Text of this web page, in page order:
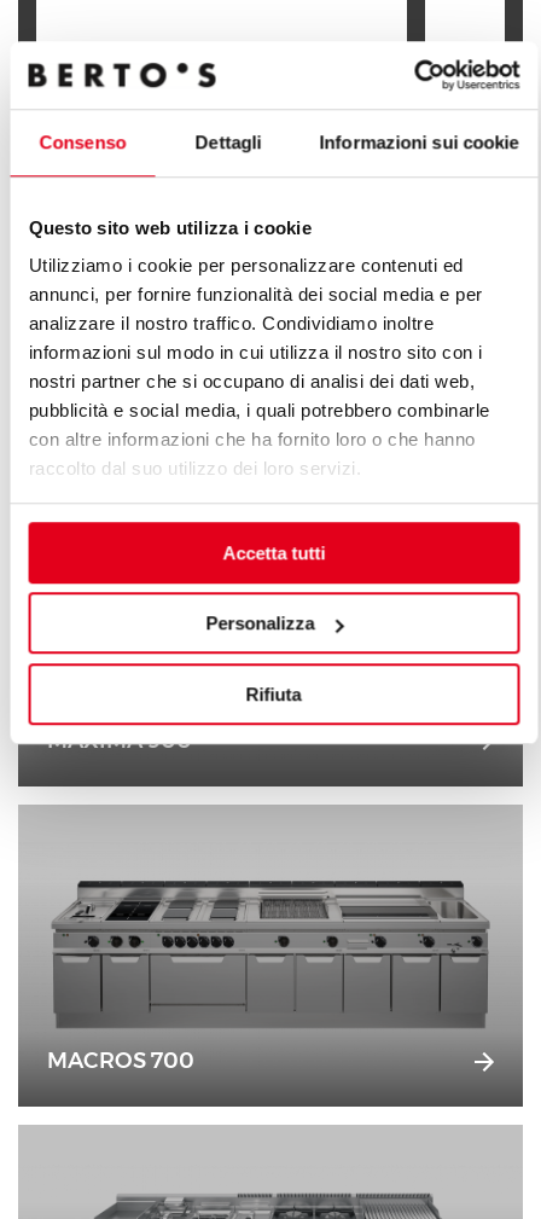
Consenso Dettagli Informazioni sui cookie
Questo sito web utilizza i cookie
Utilizziamo i cookie per personalizzare contenuti ed
annunci, per fornire funzionalità dei social media e per
analizzare il nostro traffico. Condividiamo inoltre
informazioni sul modo in cui utilizza il nostro sito con i
nostri partner che si occupano di analisi dei dati web,
pubblicità e social media, i quali potrebbero combinarle
con altre informazioni che ha fornito loro o che hanno
raccolto dal suo utilizzo dei loro servizi.
Accetta tutti
Personalizza
Rifiuta
BAIN-MARIE ÉLECTRIQUE 3 x 1/4 GN
BAIN-
x 1/2 GN
DÉCOUVREZ TOUTES LES LIGNES
DE LIGNE PLUS
Une infinie série de solutions pour répondre aux
attentes du marché. Cuisines polyvalentes dotées de
différentes caractéristiques de capacité de production.
MAXIMA 900
MACROS 700